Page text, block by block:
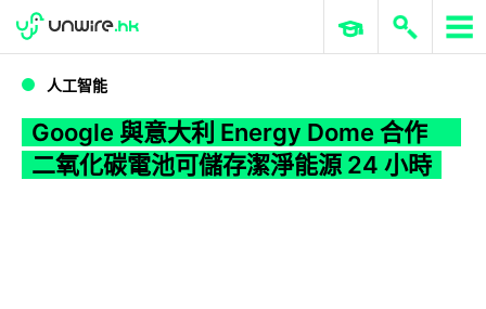
WWDC 2026 ERP 與商業 AI
人工智能
Google 與意大利 Energy Dome 合作
二氧化碳電池可儲存潔淨能源 24 小時